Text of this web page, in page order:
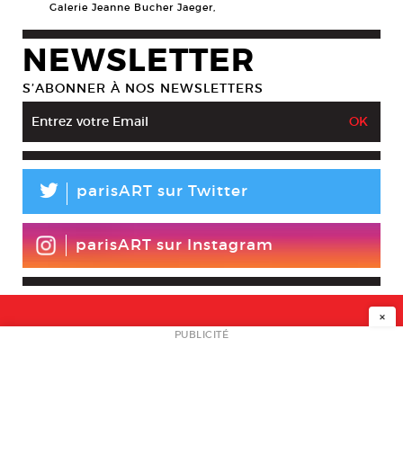
Galerie Jeanne Bucher Jaeger,
NEWSLETTER
S’ABONNER À NOS NEWSLETTERS
L parisART sur Twitter
parisART sur Instagram
NEWSLETTER
×
PUBLICITÉ